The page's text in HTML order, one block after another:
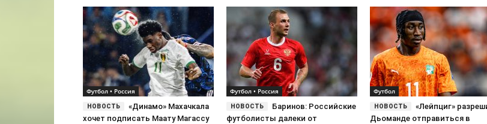
Футбол • Россия
«Динамо» Махачкала
хочет подписать Маату Магассу
Футбол • Россия
Баринов: Российские
футболисты далеки от
Футбол
«Лейпциг»
Дьоманде отправиться в